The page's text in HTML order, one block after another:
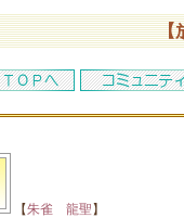
【
【朱雀 龍聖 】